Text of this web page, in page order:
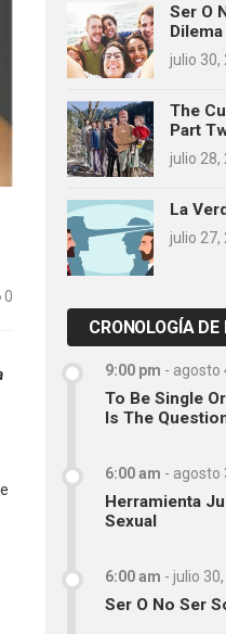
0
Ser O
Dilema
julio 30,
The
Part
julio 28,
La
julio 27,
CRONOLOGÍA
9:00 pm - agosto
To Be Single
Is The
6:00 am - agosto
Herramienta
Sexual
6:00 am - julio
Ser O No Ser